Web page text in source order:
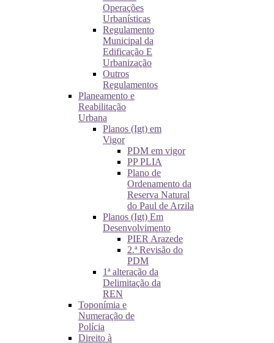
Operações
Urbanísticas
Regulamento
Municipal da
Edificação E
Urbanização
Outros
Regulamentos
Planeamento e
Reabilitação
Urbana
Planos (Igt) em
Vigor
PDM em vigor
PP PLIA
Plano de
Ordenamento da
Reserva Natural
do Paul de Arzila
Planos (Igt) Em
Desenvolvimento
PIER Arazede
2.ª Revisão do
PDM
1ª alteração da
Delimitação da
REN
Toponímia e
Numeração de
Polícia
Direito à